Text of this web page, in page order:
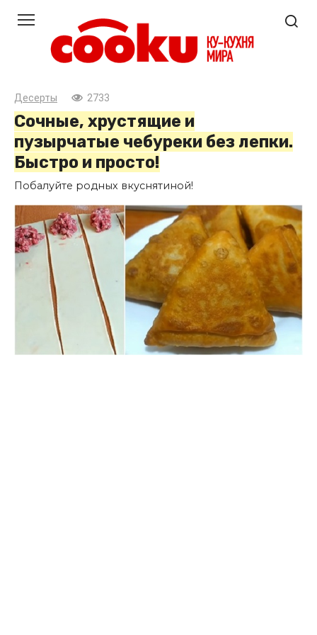
контенту
Десерты 2733
Сочные, хрустящие и
пузырчатые чебуреки без лепки.
Быстро и просто!
Побалуйте родных вкуснятиной!